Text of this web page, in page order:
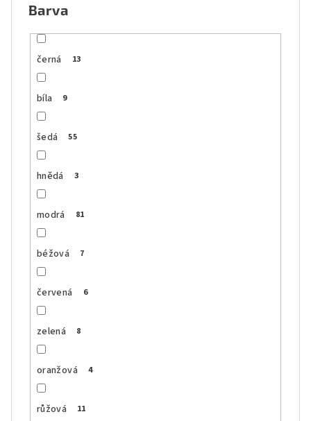
Barva
černá 13
bíla 9
šedá 55
hnědá 3
modrá 81
béžová 7
červená 6
zelená 8
oranžová 4
růžová 11